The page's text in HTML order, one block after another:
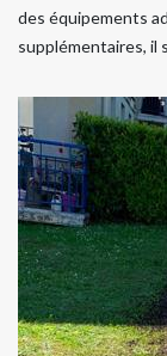
des équipements
supplémentaires,